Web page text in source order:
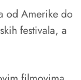
od Amerike do
festivala, a